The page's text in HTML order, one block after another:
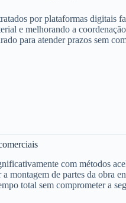
por plataformas digitais
e melhorando a
para atender prazos sem
com métodos
montagem de partes da obra
total sem comprometer a